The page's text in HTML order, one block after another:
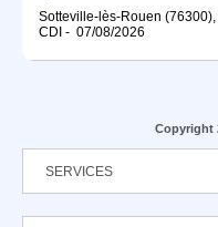
Sotteville-lès-Rouen
CDI - 07/08/2026
Copyright
SERVICES